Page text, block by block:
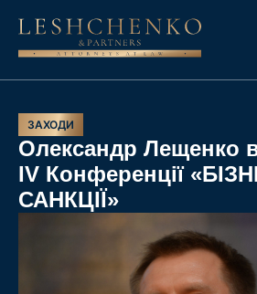
ЗАХОДИ
Олександр Лещенко
IV Конференції
САНКЦІЇ»